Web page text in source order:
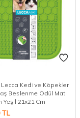
Kedi ve Köpekler
Beslenme Ödül Matı
Yeşil 21x21 Cm
TL